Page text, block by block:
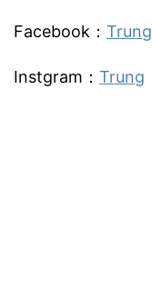
Facebook： Trung
Instgram： Trung